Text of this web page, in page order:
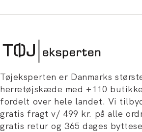
Tøjeksperten er Danmarks
herretøjskæde med +110
fordelt over hele landet. Vi
gratis fragt v/ 499 kr. på alle
gratis retur og 365 dages